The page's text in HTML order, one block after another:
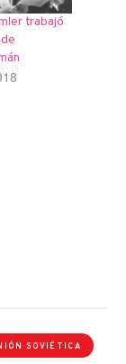
trabajó
SOVIÉTICA